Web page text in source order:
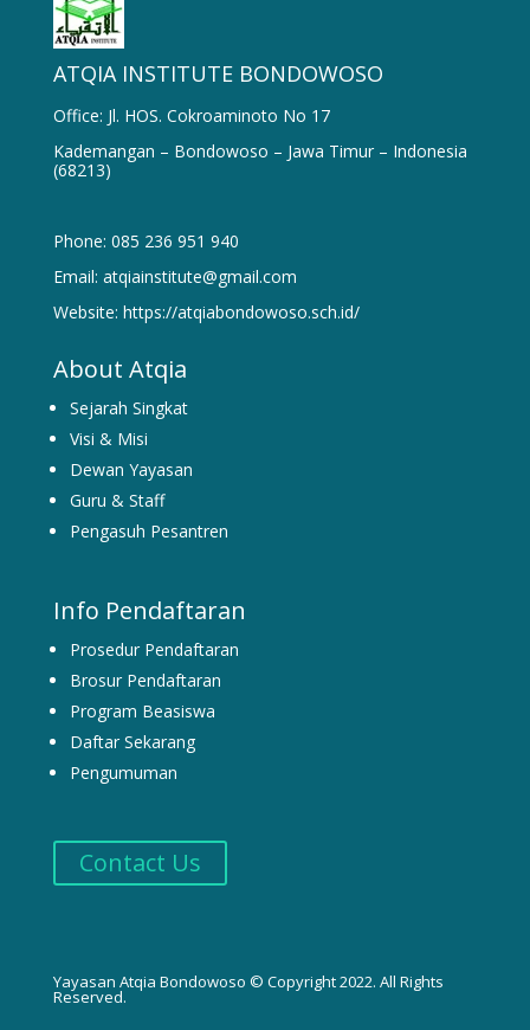
ATQIA INSTITUTE BONDOWOSO
Office: Jl. HOS. Cokroaminoto No 17
Kademangan – Bondowoso – Jawa Timur – Indonesia
(68213)
Phone: 085 236 951 940
Email: atqiainstitute@gmail.com
Website: https://atqiabondowoso.sch.id/
About Atqia
Sejarah Singkat
Visi & Misi
Dewan Yayasan
Guru & Staff
Pengasuh Pesantren
Info Pendaftaran
Prosedur Pendaftaran
Brosur Pendaftaran
Program Beasiswa
Daftar Sekarang
Pengumuman
Contact Us
Yayasan Atqia Bondowoso © Copyright 2022. All Rights
Reserved.